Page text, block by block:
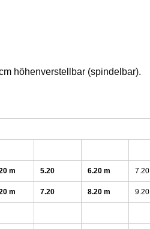
höhenverstellbar (spindelbar).
m 5.20 6.20 m 7.20
m 7.20 8.20 m 9.20